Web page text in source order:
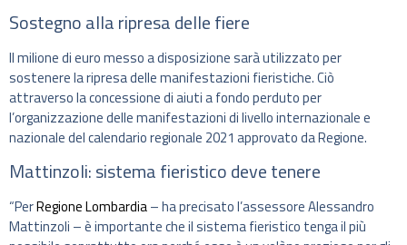
Sostegno alla ripresa delle fiere
Il milione di euro messo a disposizione sarà utilizzato per
sostenere la ripresa delle manifestazioni fieristiche. Ciò
attraverso la concessione di aiuti a fondo perduto per
l’organizzazione delle manifestazioni di livello internazionale e
nazionale del calendario regionale 2021 approvato da Regione.
Mattinzoli: sistema fieristico deve tenere
“PerRegione Lombardia– ha precisato l’assessore Alessandro
Mattinzoli – è importante che il sistema fieristico tenga il più